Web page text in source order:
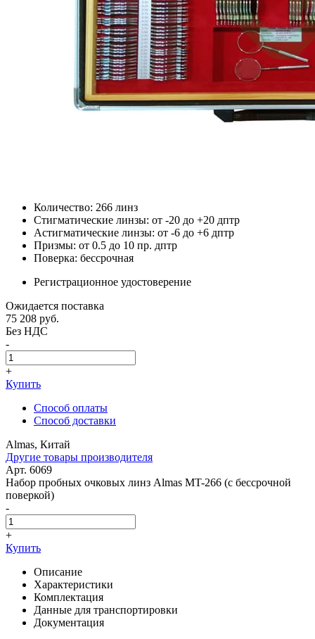
Количество: 266 линз
Стигматические линзы: от -20 до +20 дптр
Астигматические линзы: от -6 до +6 дптр
Призмы: от 0.5 до 10 пр. дптр
Поверка: бессрочная
Регистрационное удостоверение
Ожидается поставка
75 208 руб.
Без НДС
-
+
Купить
Способ оплаты
Способ доставки
Almas, Китай
Другие товары производителя
Арт. 6069
Набор пробных очковых линз Almas MT-266 (с бессрочной
поверкой)
-
+
Купить
Описание
Характеристики
Комплектация
Данные для транспортировки
Документация